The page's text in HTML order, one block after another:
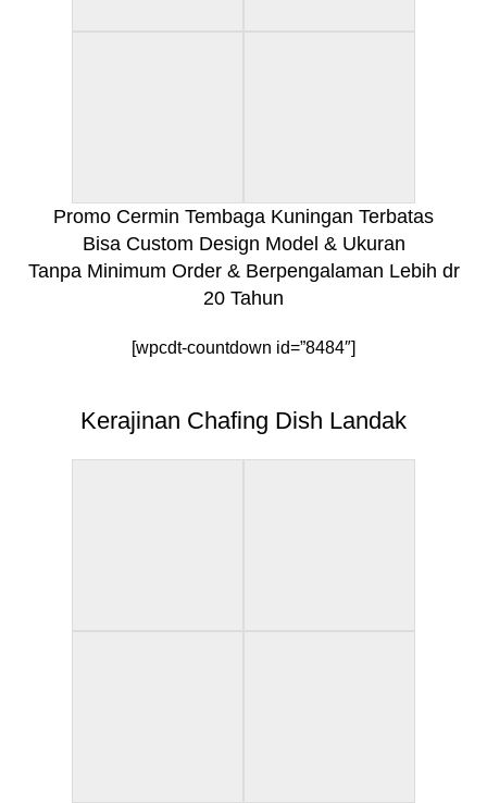
Promo Cermin Tembaga Kuningan Terbatas
Bisa Custom Design Model & Ukuran
Tanpa Minimum Order & Berpengalaman Lebih dr
20 Tahun
[wpcdt-countdown id=”8484″]
Kerajinan Chafing Dish Landak